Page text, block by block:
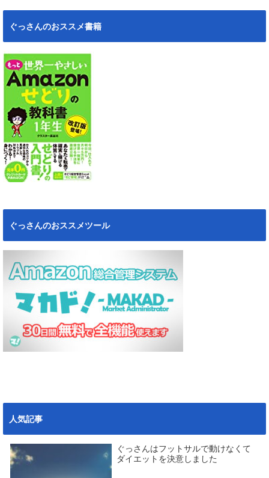
ぐっさんのおススメ書籍
ぐっさんのおススメツール
人気記事
ぐっさんはフットサルで動けなくて
ダイエットを決意しました